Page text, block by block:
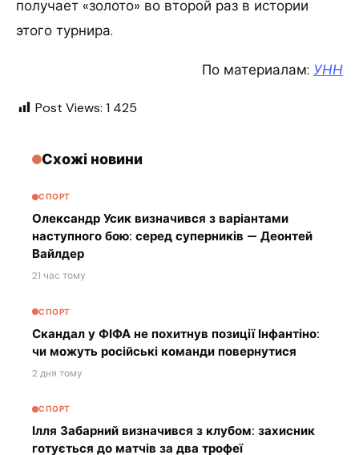
получает «золото» во второй раз в истории
этого турнира.
По материалам: УНН
Post Views: 1 425
Схожі новини
СПОРТ
Олександр Усик визначився з варіантами
наступного бою: серед суперників — Деонтей
Вайлдер
21 час тому
СПОРТ
Скандал у ФІФА не похитнув позиції Інфантіно:
чи можуть російські команди повернутися
2 дня тому
СПОРТ
Ілля Забарний визначився з клубом: захисник
готується до матчів за два трофеї